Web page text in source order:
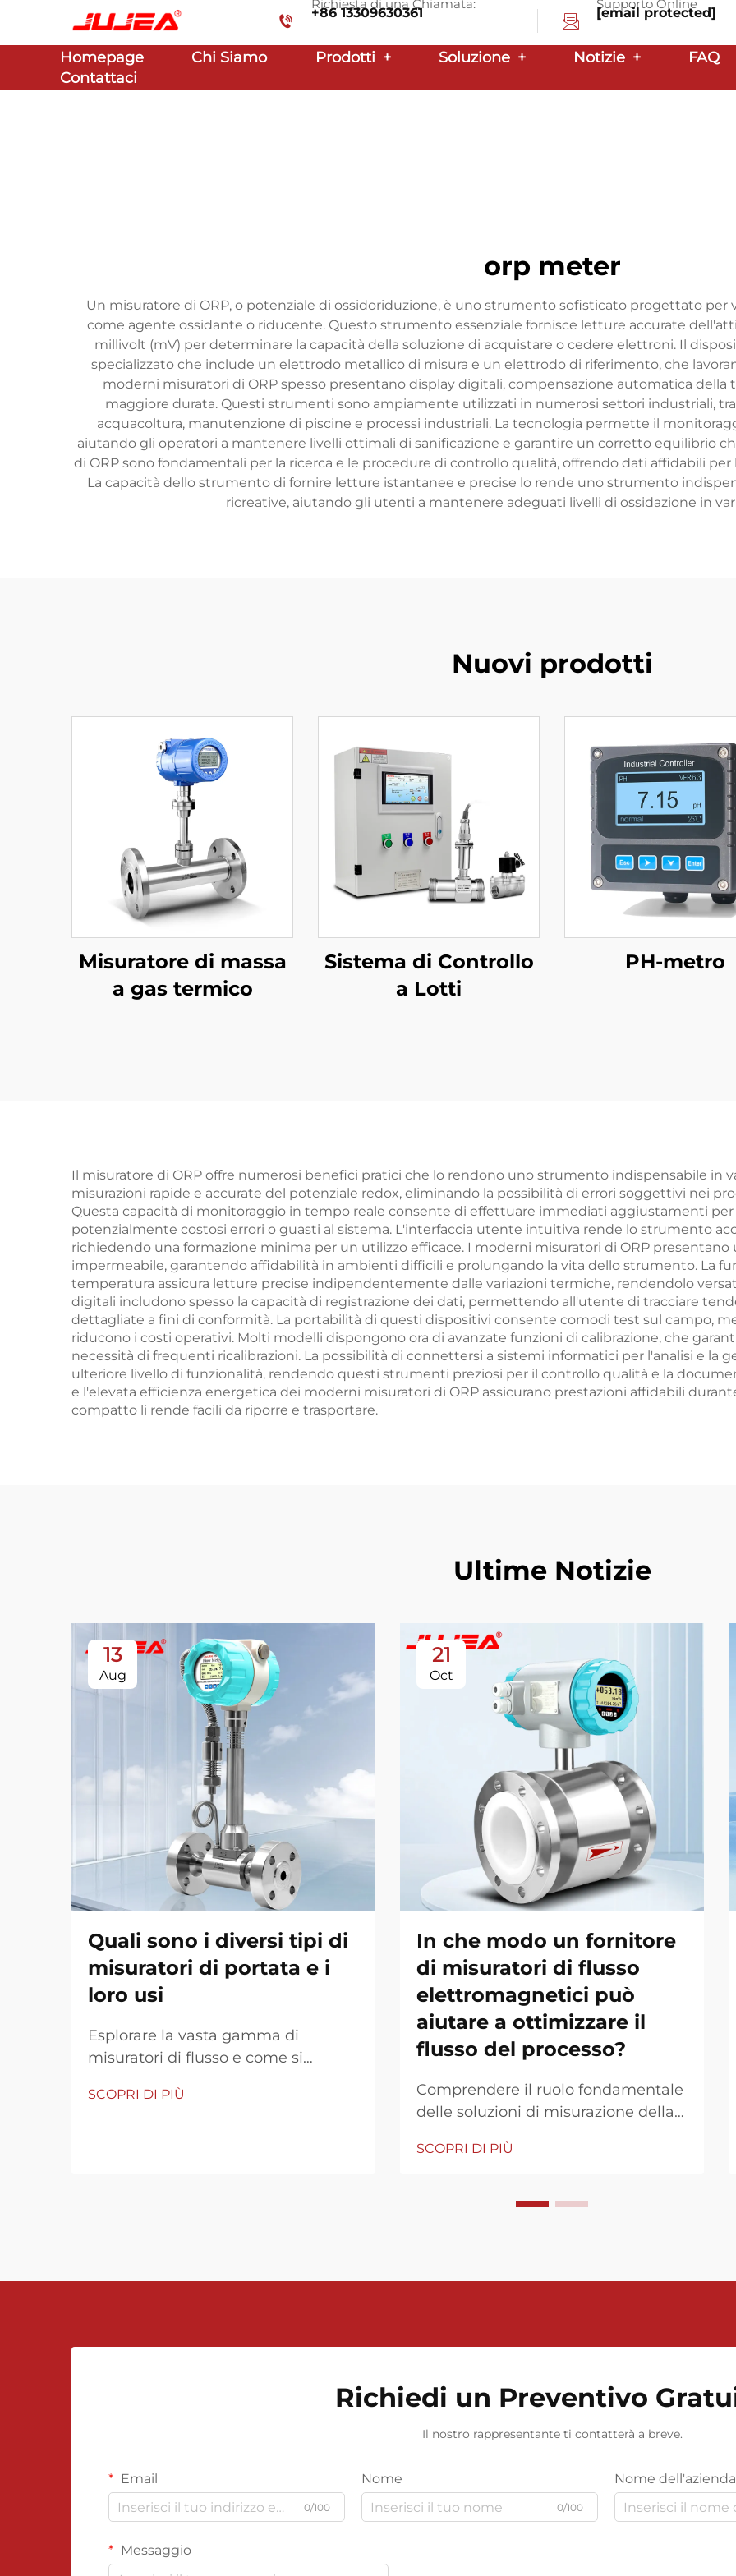
Richiesta di una Chiamata:
+86 13309630361
Supporto Online
[email protected]
Homepage Chi Siamo Prodotti + Soluzione + Notizie +
FAQ
Contattaci
orp meter
Un misuratore di ORP, o potenziale di ossidoriduzione, è uno strumento sofisticato progettato per
come agente ossidante o riducente. Questo strumento essenziale fornisce letture accurate
millivolt (mV) per determinare la capacità della soluzione di acquistare o cedere elettroni. Il
specializzato che include un elettrodo metallico di misura e un elettrodo di riferimento, che
moderni misuratori di ORP spesso presentano display digitali, compensazione automatica
maggiore durata. Questi strumenti sono ampiamente utilizzati in numerosi settori industriali,
acquacoltura, manutenzione di piscine e processi industriali. La tecnologia permette il
aiutando gli operatori a mantenere livelli ottimali di sanificazione e garantire un corretto equilibrio
di ORP sono fondamentali per la ricerca e le procedure di controllo qualità, offrendo dati affidabili
La capacità dello strumento di fornire letture istantanee e precise lo rende uno strumento
ricreative, aiutando gli utenti a mantenere adeguati livelli di ossidazione in
Nuovi prodotti
Misuratore di massa
a gas termico
Sistema di Controllo
a Lotti
PH-metro
Il misuratore di ORP offre numerosi benefici pratici che lo rendono uno strumento indispensabile in
misurazioni rapide e accurate del potenziale redox, eliminando la possibilità di errori soggettivi nei
Questa capacità di monitoraggio in tempo reale consente di effettuare immediati aggiustamenti
potenzialmente costosi errori o guasti al sistema. L'interfaccia utente intuitiva rende lo strumento
richiedendo una formazione minima per un utilizzo efficace. I moderni misuratori di ORP
impermeabile, garantendo affidabilità in ambienti difficili e prolungando la vita dello strumento. La
temperatura assicura letture precise indipendentemente dalle variazioni termiche, rendendolo
digitali includono spesso la capacità di registrazione dei dati, permettendo all'utente di tracciare
dettagliate a fini di conformità. La portabilità di questi dispositivi consente comodi test sul campo,
riducono i costi operativi. Molti modelli dispongono ora di avanzate funzioni di calibrazione, che
necessità di frequenti ricalibrazioni. La possibilità di connettersi a sistemi informatici per l'analisi e la
ulteriore livello di funzionalità, rendendo questi strumenti preziosi per il controllo qualità e la
e l'elevata efficienza energetica dei moderni misuratori di ORP assicurano prestazioni affidabili
compatto li rende facili da riporre e trasportare.
Ultime Notizie
13
Aug
Quali sono i diversi tipi di
misuratori di portata e i
loro usi
Esplorare la vasta gamma di
misuratori di flusso e come si
flusso sono strumenti vitali per
SCOPRI DI PIÙ
21
Oct
In che modo un fornitore
di misuratori di flusso
elettromagnetici può
aiutare a ottimizzare il
flusso del processo?
Comprendere il ruolo fondamentale
delle soluzioni di misurazione della
Nell'attuale contesto industriale
della portata non è solo una
SCOPRI DI PIÙ
Richiedi un Preventivo
Il nostro rappresentante ti contatterà a breve.
Email
0/100
Nome
0/100
Nome dell'azienda
Messaggio